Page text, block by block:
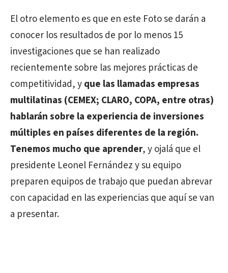
El otro elemento es que en este Foto se darán a
conocer los resultados de por lo menos 15
investigaciones que se han realizado
recientemente sobre las mejores prácticas de
competitividad, yque las llamadas empresas
multilatinas (CEMEX; CLARO, COPA, entre otras)
hablarán sobre la experiencia de inversiones
múltiples en países diferentes de la región.
Tenemos mucho que aprender, y ojalá que el
presidente Leonel Fernández y su equipo
preparen equipos de trabajo que puedan abrevar
con capacidad en las experiencias que aquí se van
a presentar.